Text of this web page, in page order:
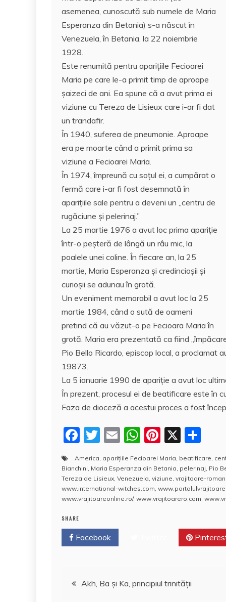
c
e
b
o
o
k
itt
er
ai
l
at
s
A
p
er
e
st
rt
z
ă
asemenea, cunoscută sub numele de Maria
Esperanza din Betania) s-a născut în
Venezuela, în Betania, la 22 noiembrie
1928.
Este renumită pentru aparițiile Fecioarei
Maria pe care le-a primit timp de aproape
șaizeci de ani. Ea spune că a avut prima ei
viziune cu Tereza de Lisieux care i-ar fi dat
un trandafir.
În 1940, suferea de pneumonie. Aproape
era pe moarte când a primit prima sa
viziune a Fecioarei Maria.
În 1974, împreună cu soțul ei, a cumpărat o
fermă care i-ar fi fost desemnată în
aparițiile sale pentru a deveni un „centru de
rugăciune și pelerinaj.”
La 25 martie 1976 a avut loc prima apariție
într-o peșteră de lângă un râu mic, la
poalele unei coline. În fiecare an, la 25
martie, Maria Esperanza și credincioșii și
curioșii se adunau în grotă.
Un eveniment memorabil a avut loc la 25
martie 1984, când o sută de oameni
pretind că au văzut-o pe Fecioara Maria în
grotă. Maria era prezentată ca fiind
Pio Bello Ricardo, episcop local, a
19873.
La 5 ianuarie 1990 de apariție a avut loc
În prezent, procesul ei de beatificare este în
Faza de dioceză a acestui proces a fost
F
c
e
b
o
k
T
itt
er
E
m
ai
l
W
h
at
s
A
Pi
nt
er
e
st
X
rt
aj
e
z
ă
America, apariţiile Fecioarei Maria, beatificare,
Bianchini, Maria Esperanza din Betania, pelerinaj, Pio
Tereza de Lisieux, Venezuela, viziune, vrajitoare-
www.international-witches.com,
www.vrajitoareonline.ro/, www.vrajitoarero.com,
SHARE
Facebook
Navigare
Akh, Ba şi Ka, principiul trinităţii